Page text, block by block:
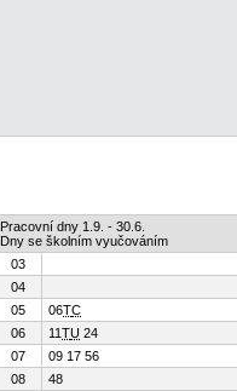
Pracovní dny 1.9. - 30.6.
Dny se školním vyučováním
03
04
05
06TC
06
11TU 24
07
09 17 56
08
48